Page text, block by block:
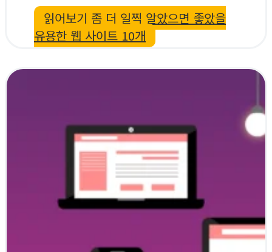
읽어보기 좀 더 일찍 알았으면 좋았을
유용한 웹 사이트 10개